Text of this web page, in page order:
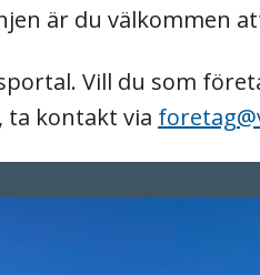
är du välkommen
Vill du som
ta kontakt via